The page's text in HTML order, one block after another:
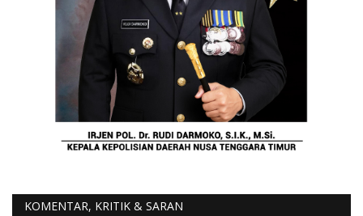
KOMENTAR, KRITIK & SARAN